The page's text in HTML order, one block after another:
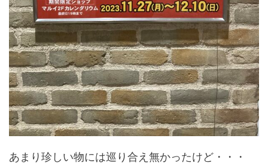
あまり珍しい物には巡り合え無かったけど・・・